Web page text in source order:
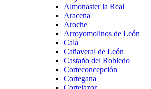
Almonaster la Real
Aracena
Aroche
Arroyomolinos de León
Cala
Cañaveral de León
Castaño del Robledo
Corteconcepción
Cortegana